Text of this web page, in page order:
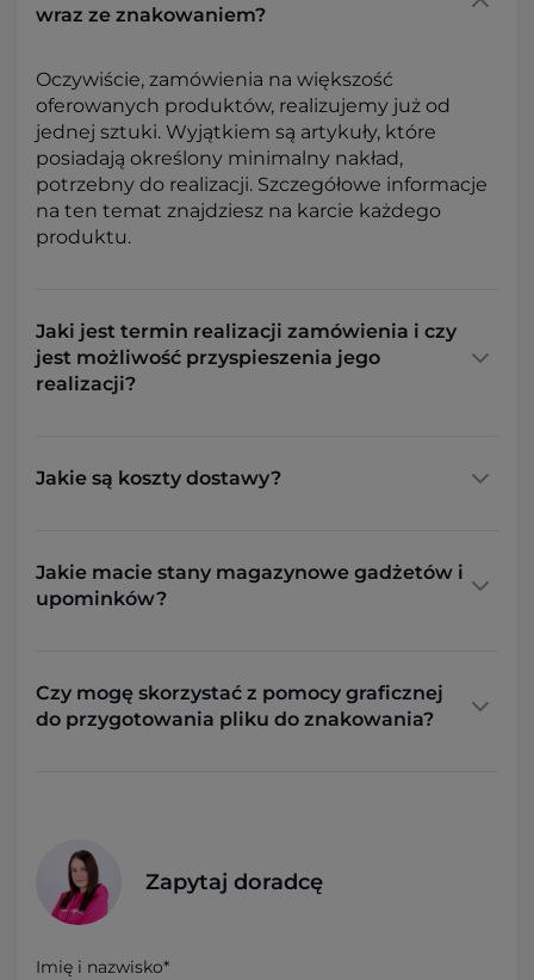
wraz ze znakowaniem?
Oczywiście, zamówienia na większość
oferowanych produktów, realizujemy już od
jednej sztuki. Wyjątkiem są artykuły, które
posiadają określony minimalny nakład,
potrzebny do realizacji. Szczegółowe informacje
na ten temat znajdziesz na karcie każdego
produktu.
Jaki jest termin realizacji zamówienia i czy
jest możliwość przyspieszenia jego
realizacji?
Jakie są koszty dostawy?
Jakie macie stany magazynowe gadżetów i
upominków?
Czy mogę skorzystać z pomocy graficznej
do przygotowania pliku do znakowania?
Zapytaj doradcę
Imię i nazwisko*